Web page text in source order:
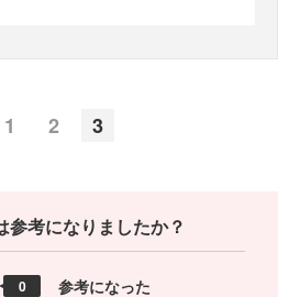
1 2 3
参考になりましたか？
0 参考になった